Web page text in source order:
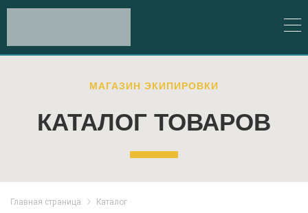
МАГАЗИН ЭКИПИРОВКИ
КАТАЛОГ ТОВАРОВ
Главная страница Каталог